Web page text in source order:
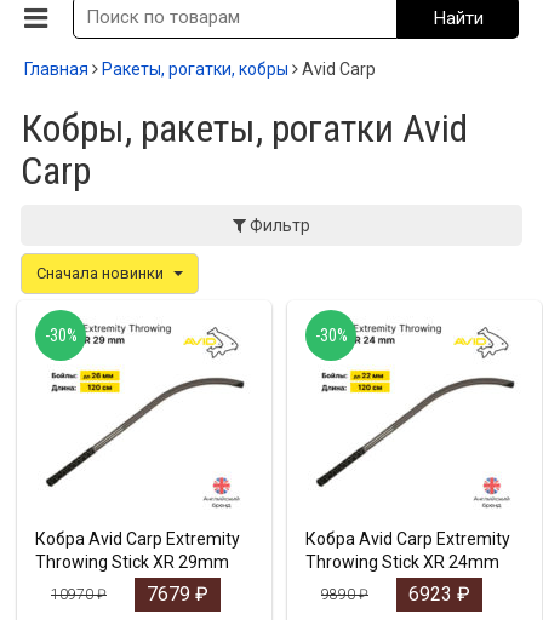
Главная Ракеты, рогатки, кобры Avid Carp
Кобры, ракеты, рогатки Avid
Carp
Фильтр
Сначала новинки
Кобра Avid Carp Extremity
Throwing Stick XR 29mm
10970₽ 7679 ₽
-30%
Кобра Avid Carp Extremity
Throwing Stick XR 24mm
9890₽ 6923 ₽
-30%